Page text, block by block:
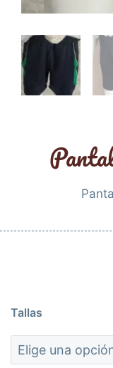
Tallas
Pantalón
corto
deporte